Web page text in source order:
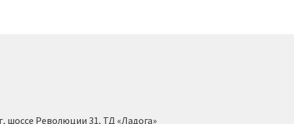
шоссе Революции 31, ТД «Ладога»